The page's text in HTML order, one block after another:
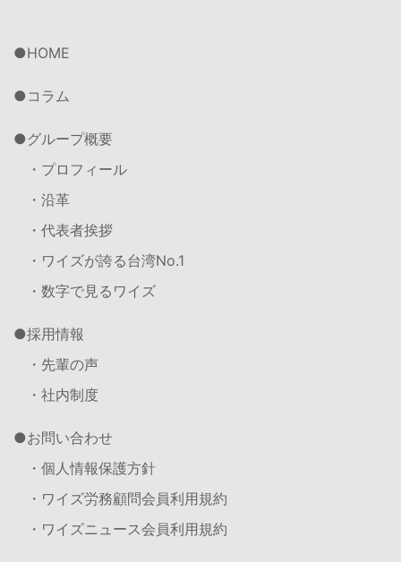
HOME
コラム
グループ概要
・プロフィール
・沿革
・代表者挨拶
・ワイズが誇る台湾No.1
・数字で見るワイズ
採用情報
・先輩の声
・社内制度
お問い合わせ
・個人情報保護方針
・ワイズ労務顧問会員利用規約
・ワイズニュース会員利用規約